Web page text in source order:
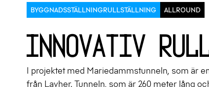
BYGGNADSSTÄLLNINGRULLSTÄLLNING ALLROUND
Innovativ
I projektet med Mariedammstunneln, som är
från Layher. Tunneln, som är 260 meter lång